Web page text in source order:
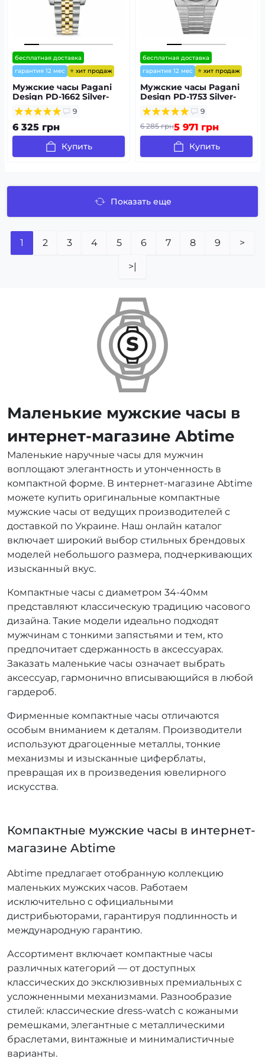
бесплатная доставка
гарантия 12 мес
⭐ хит продаж
Мужские часы Pagani
Design PD-1662 Silver-
Gold
9
6 325 грн
Купить
бесплатная доставка
гарантия 12 мес
⭐ хит продаж
Мужские часы Pagani
Design PD-1753 Silver-
Black
9
6 285 грн5 971 грн
Купить
Показать еще
1 2 3 4 5 6 7 8 9 >
>|
Маленькие мужские часы в
интернет-магазине Abtime
Маленькие наручные часы для мужчин
воплощают элегантность и утонченность в
компактной форме. В интернет-магазине Abtime
можете купить оригинальные компактные
мужские часы от ведущих производителей с
доставкой по Украине. Наш онлайн каталог
включает широкий выбор стильных брендовых
моделей небольшого размера, подчеркивающих
изысканный вкус.
Компактные часы с диаметром 34-40мм
представляют классическую традицию часового
дизайна. Такие модели идеально подходят
мужчинам с тонкими запястьями и тем, кто
предпочитает сдержанность в аксессуарах.
Заказать маленькие часы означает выбрать
аксессуар, гармонично вписывающийся в любой
гардероб.
Фирменные компактные часы отличаются
особым вниманием к деталям. Производители
используют драгоценные металлы, тонкие
механизмы и изысканные циферблаты,
превращая их в произведения ювелирного
искусства.
Компактные мужские часы в интернет-
магазине Abtime
Abtime предлагает отобранную коллекцию
маленьких мужских часов. Работаем
исключительно с официальными
дистрибьюторами, гарантируя подлинность и
международную гарантию.
Ассортимент включает компактные часы
различных категорий — от доступных
классических до эксклюзивных премиальных с
усложненными механизмами. Разнообразие
стилей: классические dress-watch с кожаными
ремешками, элегантные с металлическими
браслетами, винтажные и минималистичные
варианты.